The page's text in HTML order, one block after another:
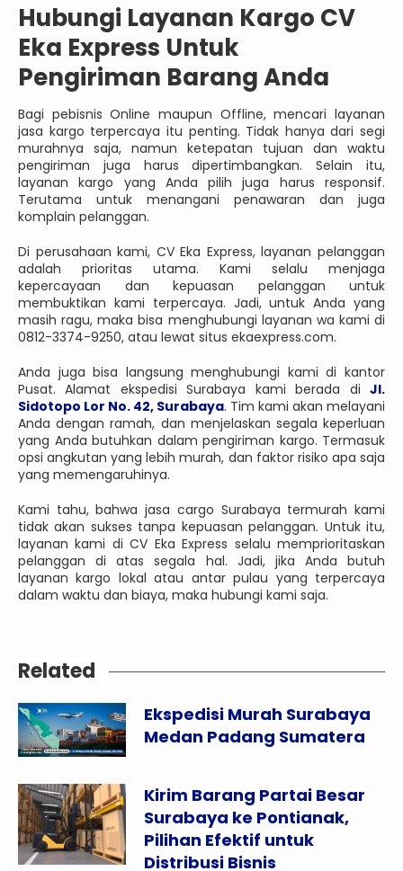
Hubungi Layanan Kargo CV
Eka Express Untuk
Pengiriman Barang Anda
Bagi pebisnis Online maupun Offline, mencari layanan
jasa kargo terpercaya itu penting. Tidak hanya dari segi
murahnya saja, namun ketepatan tujuan dan waktu
pengiriman juga harus dipertimbangkan. Selain itu,
layanan kargo yang Anda pilih juga harus responsif.
Terutama untuk menangani penawaran dan juga
komplain pelanggan.
Di perusahaan kami, CV Eka Express, layanan pelanggan
adalah prioritas utama. Kami selalu menjaga
kepercayaan dan kepuasan pelanggan untuk
membuktikan kami terpercaya. Jadi, untuk Anda yang
masih ragu, maka bisa menghubungi layanan wa kami di
0812-3374-9250, atau lewat situs ekaexpress.com.
Anda juga bisa langsung menghubungi kami di kantor
Pusat. Alamat ekspedisi Surabaya kami berada di Jl.
Sidotopo Lor No. 42, Surabaya. Tim kami akan melayani
Anda dengan ramah, dan menjelaskan segala keperluan
yang Anda butuhkan dalam pengiriman kargo. Termasuk
opsi angkutan yang lebih murah, dan faktor risiko apa saja
yang memengaruhinya.
Kami tahu, bahwa jasa cargo Surabaya termurah kami
tidak akan sukses tanpa kepuasan pelanggan. Untuk itu,
layanan kami di CV Eka Express selalu memprioritaskan
pelanggan di atas segala hal. Jadi, jika Anda butuh
layanan kargo lokal atau antar pulau yang terpercaya
dalam waktu dan biaya, maka hubungi kami saja.
Related
Ekspedisi Murah Surabaya
Medan Padang Sumatera
Kirim Barang Partai Besar
Surabaya ke Pontianak,
Pilihan Efektif untuk
Distribusi Bisnis